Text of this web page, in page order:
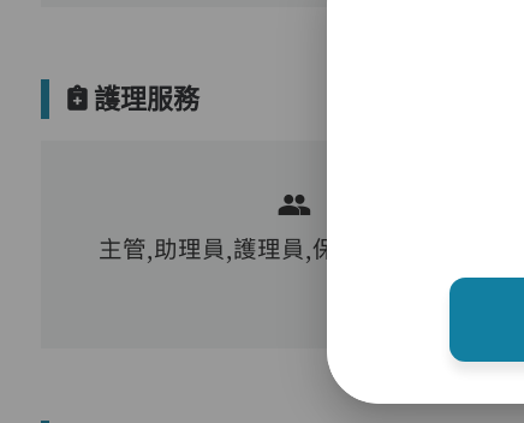
護理服務
主管,助理員,護理員,保健員,到診醫生